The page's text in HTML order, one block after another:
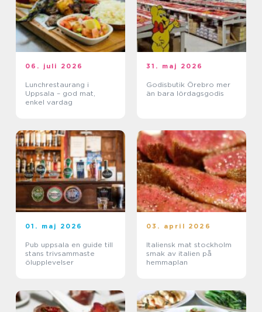
06. juli 2026
Lunchrestaurang i
Uppsala – god mat,
enkel vardag
31. maj 2026
Godisbutik Örebro mer
än bara lördagsgodis
01. maj 2026
Pub uppsala en guide till
stans trivsammaste
ölupplevelser
03. april 2026
Italiensk mat stockholm
smak av italien på
hemmaplan